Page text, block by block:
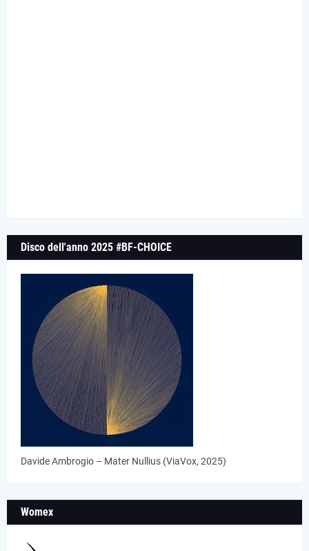
Disco dell'anno 2025 #BF-CHOICE
Davide Ambrogio – Mater Nullius (ViaVox, 2025)
Womex